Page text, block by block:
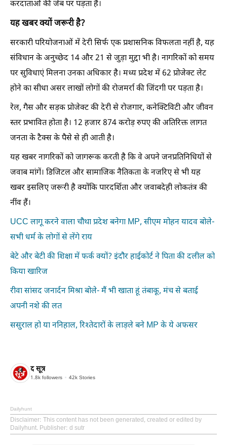
करदाताओं की जेब पर पड़ता है।
यह खबर क्यों जरूरी है?
सरकारी परियोजनाओं में देरी सिर्फ एक प्रशासनिक विफलता नहीं है, यह
संविधान के अनुच्छेद 14 और 21 से जुड़ा मुद्दा भी है। नागरिकों को समय
पर सुविधाएं मिलना उनका अधिकार है। मध्य प्रदेश में 62 प्रोजेक्ट लेट
होने का सीधा असर लाखों लोगों की रोजमर्रा की जिंदगी पर पड़ता है।
रेल, गैस और सड़क प्रोजेक्ट की देरी से रोजगार, कनेक्टिविटी और जीवन
स्तर प्रभावित होता है। 12 हजार 874 करोड़ रुपए की अतिरिक्त लागत
जनता के टैक्स के पैसे से ही आती है।
यह खबर नागरिकों को जागरूक करती है कि वे अपने जनप्रतिनिधियों से
जवाब मांगें। डिजिटल और सामाजिक नैतिकता के नजरिए से भी यह
खबर इसलिए जरूरी है क्योंकि पारदर्शिता और जवाबदेही लोकतंत्र की
नींव हैं।
UCC लागू करने वाला चौथा प्रदेश बनेगा MP, सीएम मोहन यादव बोले-
सभी धर्म के लोगों से लेंगे राय
बेटे और बेटी की शिक्षा में फर्क क्यों? इंदौर हाईकोर्ट ने पिता की दलील को
किया खारिज
रीवा सांसद जनार्दन मिश्रा बोले- मैं भी खाता हूं तंबाकू, मंच से बताई
अपनी नशे की लत
ससुराल हो या ननिहाल, रिश्तेदारों के लाड़ले बने MP के ये अफसर
द सूत्र
1.8k followers 42k Stories
Dailyhunt
Disclaimer: This content has not been generated, created or edited by
Dailyhunt. Publisher: d sutr